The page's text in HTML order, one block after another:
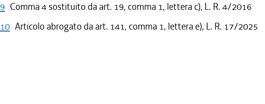
9 Comma 4 sostituito da art. 19, comma 1, lettera c), L. R. 4/2016
10 Articolo abrogato da art. 141, comma 1, lettera e), L. R. 17/2025